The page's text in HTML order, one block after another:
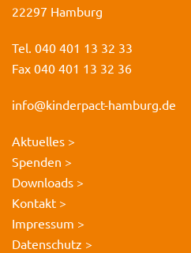
22297 Hamburg
Tel. 040 401 13 32 33
Fax 040 401 13 32 36
info@kinderpact-hamburg.de
Aktuelles >
Spenden >
Downloads >
Kontakt >
Impressum >
Datenschutz >